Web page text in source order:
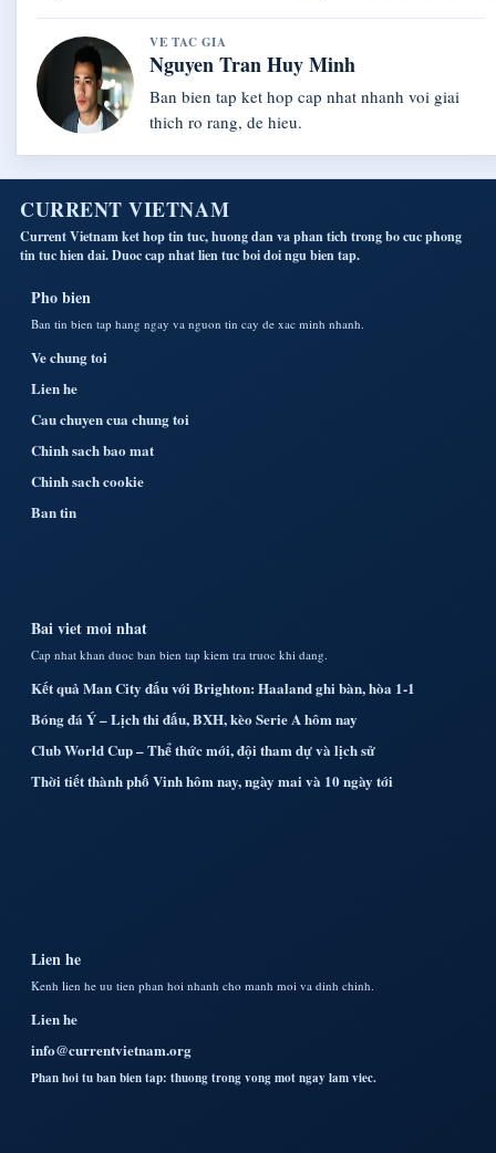
VE TAC GIA
Nguyen Tran Huy Minh
Ban bien tap ket hop cap nhat nhanh voi giai
thich ro rang, de hieu.
CURRENT VIETNAM
Current Vietnam ket hop tin tuc, huong dan va phan tich trong bo cuc phong
tin tuc hien dai. Duoc cap nhat lien tuc boi doi ngu bien tap.
Pho bien
Ban tin bien tap hang ngay va nguon tin cay de xac minh nhanh.
Ve chung toi
Lien he
Cau chuyen cua chung toi
Chinh sach bao mat
Chinh sach cookie
Ban tin
Bai viet moi nhat
Cap nhat khan duoc ban bien tap kiem tra truoc khi dang.
Kết quả Man City đấu với Brighton: Haaland ghi bàn, hòa 1-1
Bóng đá Ý – Lịch thi đấu, BXH, kèo Serie A hôm nay
Club World Cup – Thể thức mới, đội tham dự và lịch sử
Thời tiết thành phố Vinh hôm nay, ngày mai và 10 ngày tới
Lien he
Kenh lien he uu tien phan hoi nhanh cho manh moi va dinh chinh.
Lien he
info@currentvietnam.org
Phan hoi tu ban bien tap: thuong trong vong mot ngay lam viec.